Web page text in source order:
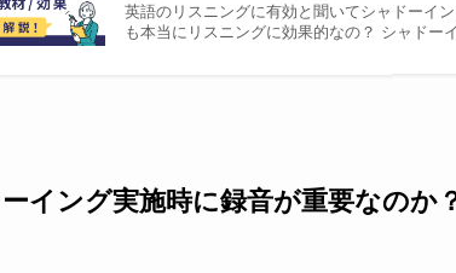
英語のリスニングに有効と聞いてシャドーイ
も本当にリスニングに効果的なの？ シャドー
イング実施時に録音が重要なの